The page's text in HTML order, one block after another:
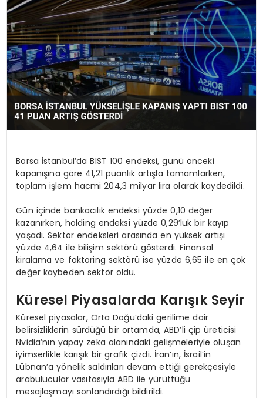
Borsa İstanbul’da BIST 100 endeksi, günü önceki
kapanışına göre 41,21 puanlık artışla tamamlarken,
toplam işlem hacmi 204,3 milyar lira olarak kaydedildi.
Gün içinde bankacılık endeksi yüzde 0,10 değer
kazanırken, holding endeksi yüzde 0,29’luk bir kayıp
yaşadı. Sektör endeksleri arasında en yüksek artışı
yüzde 4,64 ile bilişim sektörü gösterdi. Finansal
kiralama ve faktoring sektörü ise yüzde 6,65 ile en çok
değer kaybeden sektör oldu.
Küresel Piyasalarda Karışık Seyir
Küresel piyasalar, Orta Doğu’daki gerilime dair
belirsizliklerin sürdüğü bir ortamda, ABD’li çip üreticisi
Nvidia’nın yapay zeka alanındaki gelişmeleriyle oluşan
iyimserlikle karışık bir grafik çizdi. İran’ın, İsrail’in
Lübnan’a yönelik saldırıları devam ettiği gerekçesiyle
arabulucular vasıtasıyla ABD ile yürüttüğü
mesajlaşmayı sonlandırdığı bildirildi.